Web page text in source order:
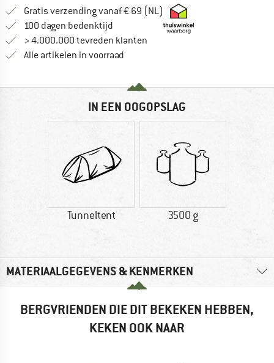
Gratis verzending vanaf € 69 (NL) Vind hier de
100 dagen bedenktijd Vind de betalingsinformatie hier!
> 4.000.000 tevreden klanten
Alle artikelen in voorraad
IN EEN OOGOPSLAG
Tunneltent 3500 g
MATERIAALGEGEVENS & KENMERKEN
BERGVRIENDEN DIE DIT BEKEKEN HEBBEN,
KEKEN OOK NAAR